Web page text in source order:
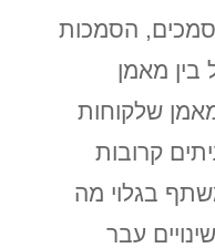
הסמכות
מאמן
שלקוחות
קרובות
בגלוי מה
עבר